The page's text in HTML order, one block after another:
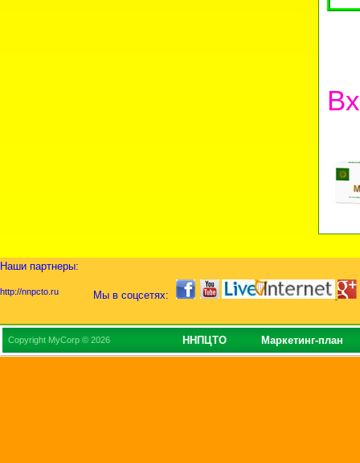
Наши партнеры:
Мы в соцсетях:
http://nnpcto.ru
Copyright MyCorp © 2026 ННПЦТО Маркетинг-план